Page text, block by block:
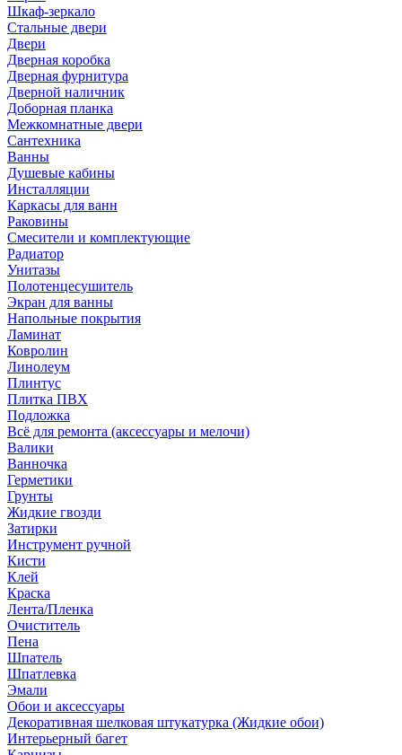
Шкаф-зеркало
Стальные двери
Двери
Дверная коробка
Дверная фурнитура
Дверной наличник
Доборная планка
Межкомнатные двери
Сантехника
Ванны
Душевые кабины
Инсталляции
Каркасы для ванн
Раковины
Смесители и комплектующие
Радиатор
Унитазы
Полотенцесушитель
Экран для ванны
Напольные покрытия
Ламинат
Ковролин
Линолеум
Плинтус
Плитка ПВХ
Подложка
Всё для ремонта (аксессуары и мелочи)
Валики
Ванночка
Герметики
Грунты
Жидкие гвозди
Затирки
Инструмент ручной
Кисти
Клей
Краска
Лента/Пленка
Очиститель
Пена
Шпатель
Шпатлевка
Эмали
Обои и аксессуары
Декоративная шелковая штукатурка (Жидкие обои)
Интерьерный багет